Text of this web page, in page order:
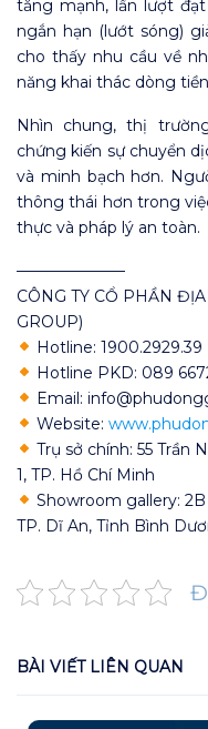
tăng mạnh, lần lượt
ngắn hạn (lướt sóng)
cho thấy nhu cầu về
năng khai thác dòng
Nhìn chung, thị
chứng kiến sự chuyển
và minh bạch hơn.
thông thái hơn trong
thực và pháp lý an toàn.
———————
CÔNG TY CỔ PHẦN
GROUP)
Hotline: 1900.2929.39
Hotline PKD: 089
Email:
Website:
Trụ sở chính: 55 Trần
1, TP. Hồ Chí Minh
Showroom gallery:
TP. Dĩ An, Tỉnh Bình
BÀI VIẾT LIÊN QUAN